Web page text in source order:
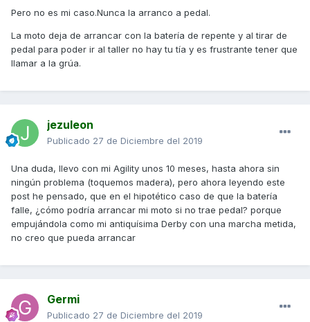
Pero no es mi caso.Nunca la arranco a pedal.
La moto deja de arrancar con la batería de repente y al tirar de
pedal para poder ir al taller no hay tu tía y es frustrante tener que
llamar a la grúa.
jezuleon
Publicado 27 de Diciembre del 2019
Una duda, llevo con mi Agility unos 10 meses, hasta ahora sin
ningún problema (toquemos madera), pero ahora leyendo este
post he pensado, que en el hipotético caso de que la batería
falle, ¿cómo podría arrancar mi moto si no trae pedal? porque
empujándola como mi antiquísima Derby con una marcha metida,
no creo que pueda arrancar
Germi
Publicado 27 de Diciembre del 2019